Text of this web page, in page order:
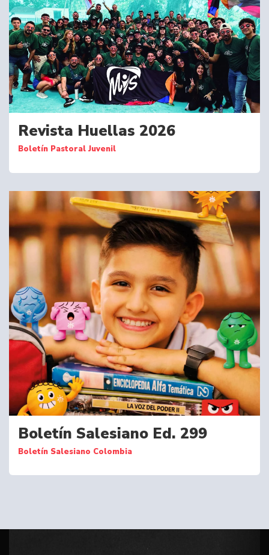
Revista Huellas 2026
Boletín Pastoral Juvenil
Boletín Salesiano Ed. 299
Boletín Salesiano Colombia